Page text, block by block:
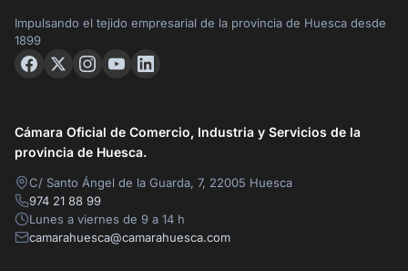
Impulsando el tejido empresarial de la provincia de Huesca desde
1899
Cámara Oficial de Comercio, Industria y Servicios de la
provincia de Huesca.
C/ Santo Ángel de la Guarda, 7, 22005 Huesca
974 21 88 99
Lunes a viernes de 9 a 14 h
camarahuesca@camarahuesca.com